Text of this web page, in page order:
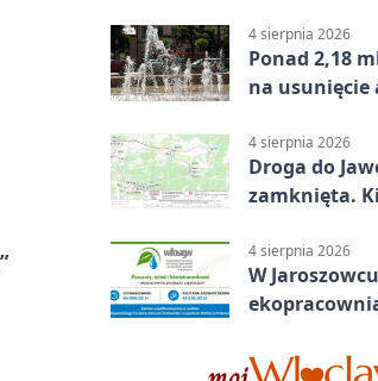
4 sierpnia 2026
Ponad 2,18
na usunięcie
4 sierpnia 2026
Droga do
zamknięta.
4 sierpnia 2026
W